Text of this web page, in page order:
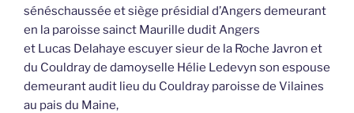
sénéschaussée et siège présidial d’Angers demeurant
en la paroisse sainct Maurille dudit Angers
et Lucas Delahaye escuyer sieur de la Roche Javron et
du Couldray de damoyselle Hélie Ledevyn son espouse
demeurant audit lieu du Couldray paroisse de Vilaines
au pais du Maine,